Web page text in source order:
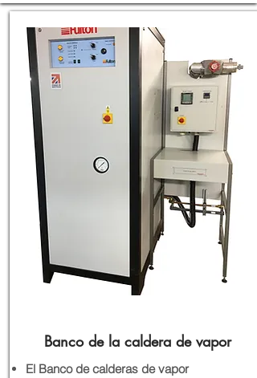
Banco de la caldera de vapor
El Banco de calderas de vapor